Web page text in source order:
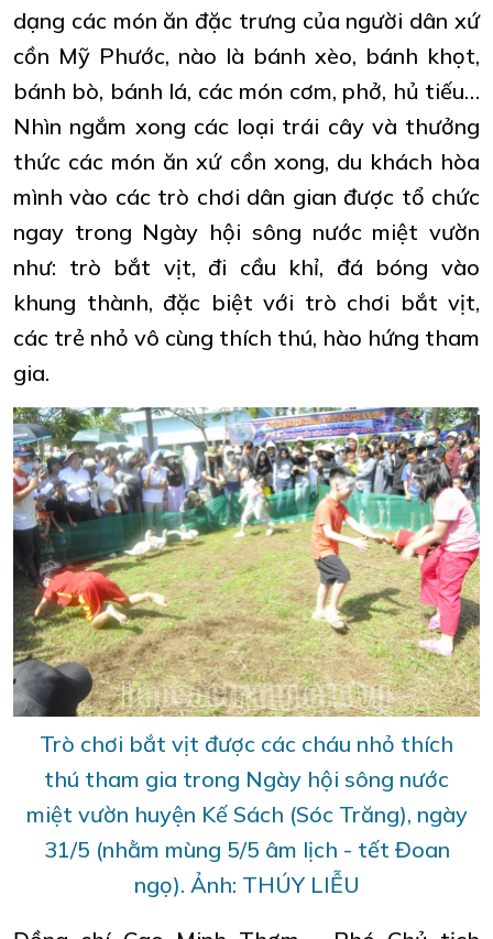
dạng các món ăn đặc trưng của người dân xứ
cồn Mỹ Phước, nào là bánh xèo, bánh khọt,
bánh bò, bánh lá, các món cơm, phở, hủ tiếu…
Nhìn ngắm xong các loại trái cây và thưởng
thức các món ăn xứ cồn xong, du khách hòa
mình vào các trò chơi dân gian được tổ chức
ngay trong Ngày hội sông nước miệt vườn
như: trò bắt vịt, đi cầu khỉ, đá bóng vào
khung thành, đặc biệt với trò chơi bắt vịt,
các trẻ nhỏ vô cùng thích thú, hào hứng tham
gia.
Trò chơi bắt vịt được các cháu nhỏ thích
thú tham gia trong Ngày hội sông nước
miệt vườn huyện Kế Sách (Sóc Trăng), ngày
31/5 (nhằm mùng 5/5 âm lịch - tết Đoan
ngọ). Ảnh: THÚY LIỄU